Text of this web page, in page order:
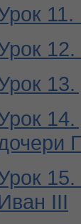
15.
III